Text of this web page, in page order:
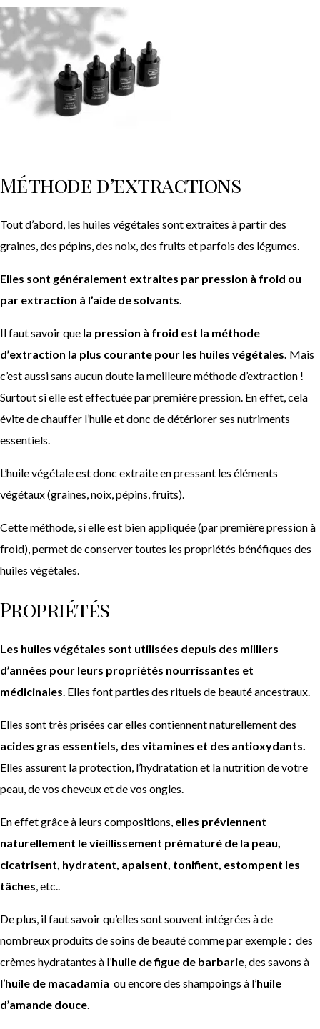
Méthode d’extractions
Tout d’abord, les huiles végétales sont extraites à partir des
graines, des pépins, des noix, des fruits et parfois des légumes.
Elles sont généralement extraites par pression à froid ou
par extraction à l’aide de solvants
Il faut savoir que la pression à froid est la méthode
d’extraction la plus courante pour les huiles végétales. Mais
c’est aussi sans aucun doute la meilleure méthode d’extraction !
Surtout si elle est effectuée par première pression. En effet, cela
évite de chauffer l’huile et donc de détériorer ses nutriments
essentiels.
L’huile végétale est donc extraite en pressant les éléments
végétaux (graines, noix, pépins, fruits).
Cette méthode, si elle est bien appliquée (par première pression à
froid), permet de conserver toutes les propriétés bénéfiques des
huiles végétales.
Propriétés
Les huiles végétales sont utilisées depuis des milliers
d’années pour leurs propriétés nourrissantes et
médicinales . Elles font parties des rituels de beauté ancestraux.
Elles sont très prisées car elles contiennent naturellement des
acides gras essentiels, des vitamines et des antioxydants.
Elles assurent la protection, l’hydratation et la nutrition de votre
peau, de vos cheveux et de vos ongles.
En effet grâce à leurs compositions, elles préviennent
naturellement le vieillissement prématuré de la peau,
cicatrisent, hydratent, apaisent, tonifient, estompent les
tâches , etc..
De plus, il faut savoir qu’elles sont souvent intégrées à de
nombreux produits de soins de beauté comme par exemple : des
crèmes hydratantes à l’huile de figue de barbarie , des savons à
l’huile de macadamia ou encore des shampoings à l’huile
d’amande douce